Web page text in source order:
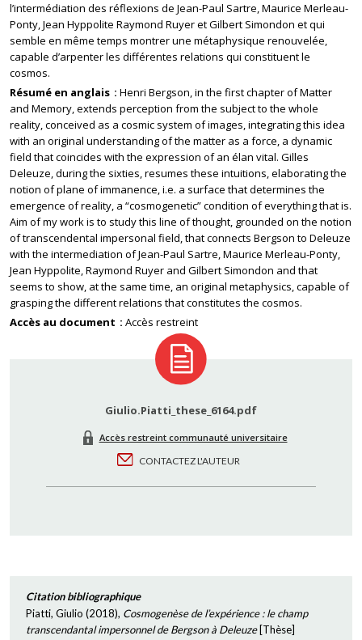
l’intermédiation des réflexions de Jean-Paul Sartre, Maurice Merleau-
Ponty, Jean Hyppolite Raymond Ruyer et Gilbert Simondon et qui
semble en même temps montrer une métaphysique renouvelée,
capable d’arpenter les différentes relations qui constituent le
cosmos.
Résumé en anglais
Henri Bergson, in the first chapter of Matter
and Memory, extends perception from the subject to the whole
reality, conceived as a cosmic system of images, integrating this idea
with an original understanding of the matter as a force, a dynamic
field that coincides with the expression of an élan vital. Gilles
Deleuze, during the sixties, resumes these intuitions, elaborating the
notion of plane of immanence, i.e. a surface that determines the
emergence of reality, a “cosmogenetic” condition of everything that is.
Aim of my work is to study this line of thought, grounded on the notion
of transcendental impersonal field, that connects Bergson to Deleuze
with the intermediation of Jean-Paul Sartre, Maurice Merleau-Ponty,
Jean Hyppolite, Raymond Ruyer and Gilbert Simondon and that
seems to show, at the same time, an original metaphysics, capable of
grasping the different relations that constitutes the cosmos.
Accès au document
Accès restreint
Giulio.Piatti_these_6164.pdf
Accès restreint communauté universitaire
CONTACTEZ L'AUTEUR
Citation bibliographique
Piatti, Giulio (2018), Cosmogenèse de l’expérience : le champ
transcendantal impersonnel de Bergson à Deleuze[Thèse]